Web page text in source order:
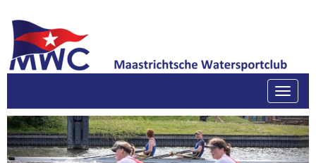
Previous Next